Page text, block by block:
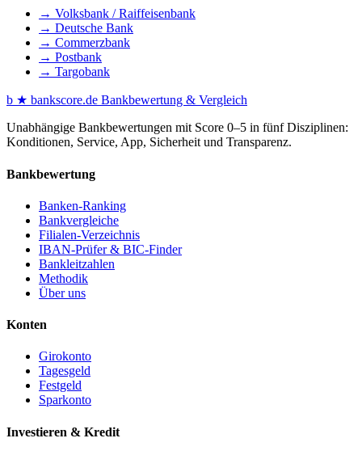
→ Volksbank / Raiffeisenbank
→ Deutsche Bank
→ Commerzbank
→ Postbank
→ Targobank
b ★ bankscore.de Bankbewertung & Vergleich
Unabhängige Bankbewertungen mit Score 0–5 in fünf Disziplinen:
Konditionen, Service, App, Sicherheit und Transparenz.
Bankbewertung
Banken-Ranking
Bankvergleiche
Filialen-Verzeichnis
IBAN-Prüfer & BIC-Finder
Bankleitzahlen
Methodik
Über uns
Konten
Girokonto
Tagesgeld
Festgeld
Sparkonto
Investieren & Kredit